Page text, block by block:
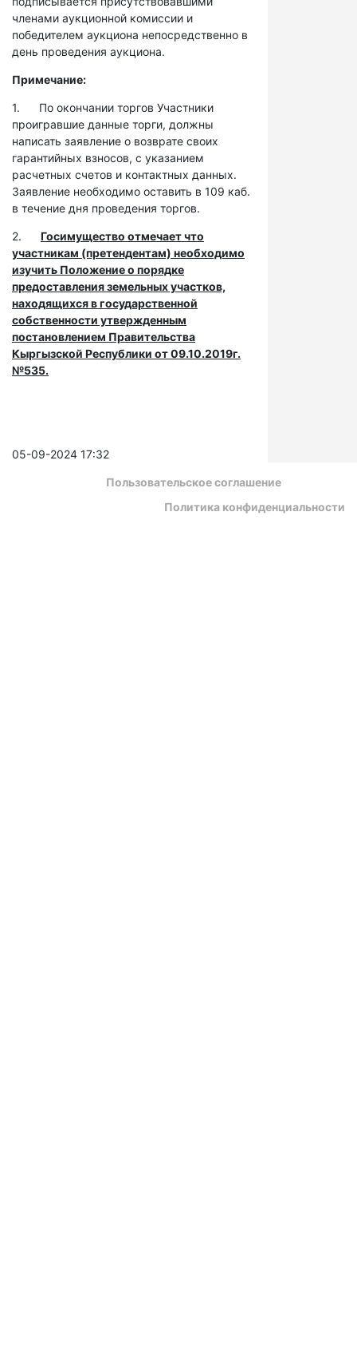
членами аукционной комиссии и
победителем аукциона непосредственно в
день проведения аукциона.
Примечание:
1. По окончании торгов Участники
проигравшие данные торги, должны
написать заявление о возврате своих
гарантийных взносов, с указанием
расчетных счетов и контактных данных.
Заявление необходимо оставить в 109 каб.
в течение дня проведения торгов.
2. Госимущество отмечает что
участникам (претендентам) необходимо
изучить Положение о порядке
предоставления земельных участков,
находящихся в государственной
собственности утвержденным
постановлением Правительства
Кыргызской Республики от 09.10.2019г.
№535.
05-09-2024 17:32
Пользовательское соглашение
Политика конфиденциальности